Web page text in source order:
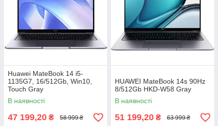
Huawei MateBook 14 i5-
1135G7, 16/512Gb, Win10,
Touch Gray
В наявності
47 199,20 ₴ 58 999 ₴
HUAWEI MateBook 14s 90Hz
8/512Gb HKD-W58 Gray
В наявності
51 199,20 ₴ 63 999 ₴